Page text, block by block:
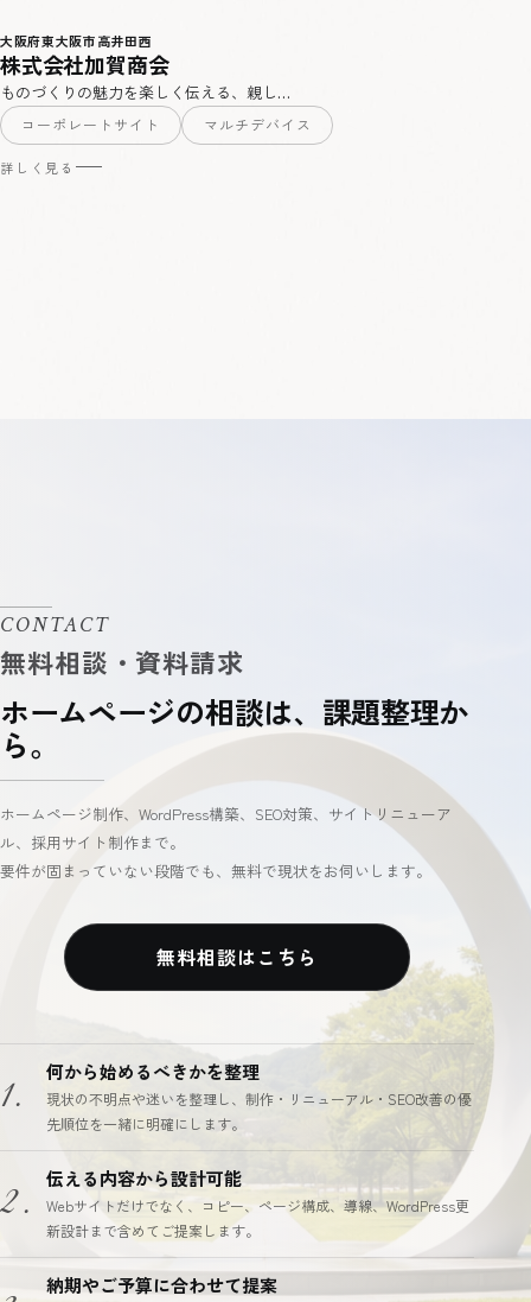
大阪府東大阪市高井田西
株式会社加賀商会
ものづくりの魅力を楽しく伝える、親し…
コーポレートサイト マルチデバイス
詳しく見る
CONTACT
ホームページの相談は、課題整理か
ら。
ホームページ制作、WordPress構築、SEO対策、サイトリニューア
ル、採用サイト制作まで。
要件が固まっていない段階でも、無料で現状をお伺いします。
無料相談はこちら
1.
何から始めるべきかを整理
現状の不明点や迷いを整理し、制作・リニューアル・SEO改善の優
先順位を一緒に明確にします。
2.
伝える内容から設計可能
Webサイトだけでなく、コピー、ページ構成、導線、WordPress更
新設計まで含めてご提案します。
納期やご予算に合わせて提案